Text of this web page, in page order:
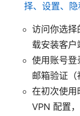
择、设置、
访问你选择
载安装客户
使用账号登
邮箱验证（
在初次使用
VPN 配置